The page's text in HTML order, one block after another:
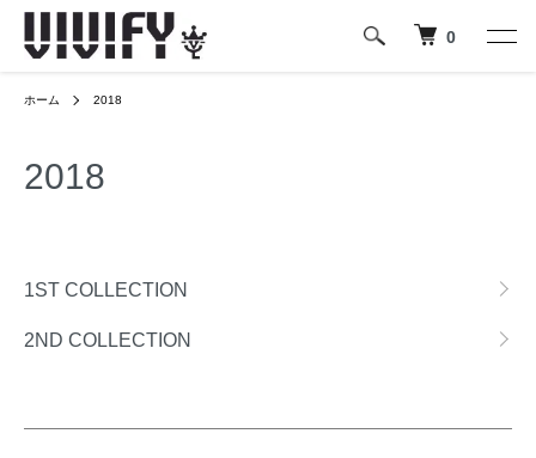
0
ホーム 2018
2018
1ST COLLECTION
2ND COLLECTION